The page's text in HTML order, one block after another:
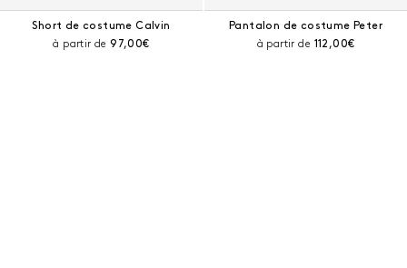
Short de costume Calvin
à partir dePrix courant :
97,00€
Pantalon de costume Peter
à partir de Prix courant :
112,00€